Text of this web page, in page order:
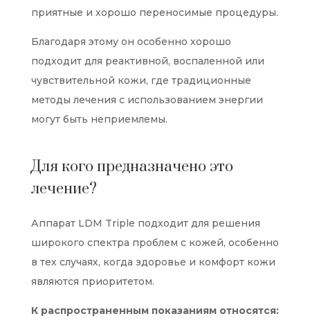
приятные и хорошо переносимые процедуры.
Благодаря этому он особенно хорошо
подходит для реактивной, воспаленной или
чувствительной кожи, где традиционные
методы лечения с использованием энергии
могут быть неприемлемы.
Для кого предназначено это
лечение?
Аппарат LDM Triple подходит для решения
широкого спектра проблем с кожей, особенно
в тех случаях, когда здоровье и комфорт кожи
являются приоритетом.
К распространенным показаниям относятся: